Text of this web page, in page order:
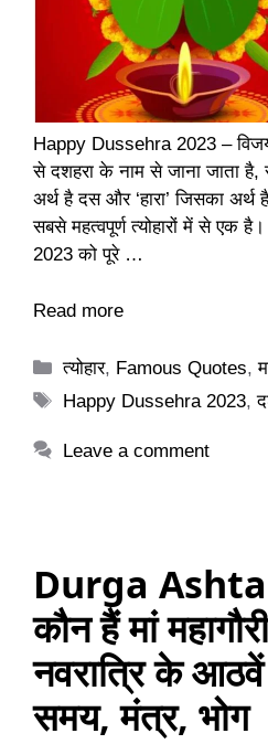
Happy Dussehra 2023 –
से दशहरा के नाम से जाना जाता
अर्थ है दस और ‘हारा’ जिसका
सबसे महत्वपूर्ण त्योहारों में से एक
2023 को पूरे …
Read more
Categories
त्योहार, Famous Quotes,
Tags
Happy Dussehra 2023,
Leave a comment
Durga
कौन हैं मां
नवरात्रि के
समय, मंत्र, भोग